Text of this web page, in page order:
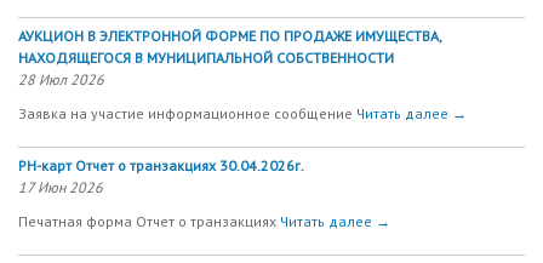
АУКЦИОН В ЭЛЕКТРОННОЙ ФОРМЕ ПО ПРОДАЖЕ ИМУЩЕСТВА,
НАХОДЯЩЕГОСЯ В МУНИЦИПАЛЬНОЙ СОБСТВЕННОСТИ
28 Июл 2026
Заявка на участие информационное сообщение Читать далее →
РН-карт Отчет о транзакциях 30.04.2026г.
17 Июн 2026
Печатная форма Отчет о транзакциях Читать далее →